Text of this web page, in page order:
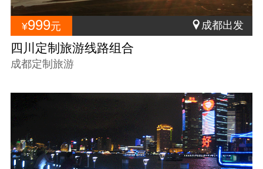
¥999元 成都出发
四川定制旅游线路组合
成都定制旅游